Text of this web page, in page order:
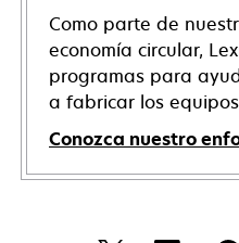
Como parte de
economía circular,
programas para
a fabricar los
Conozca nuestro